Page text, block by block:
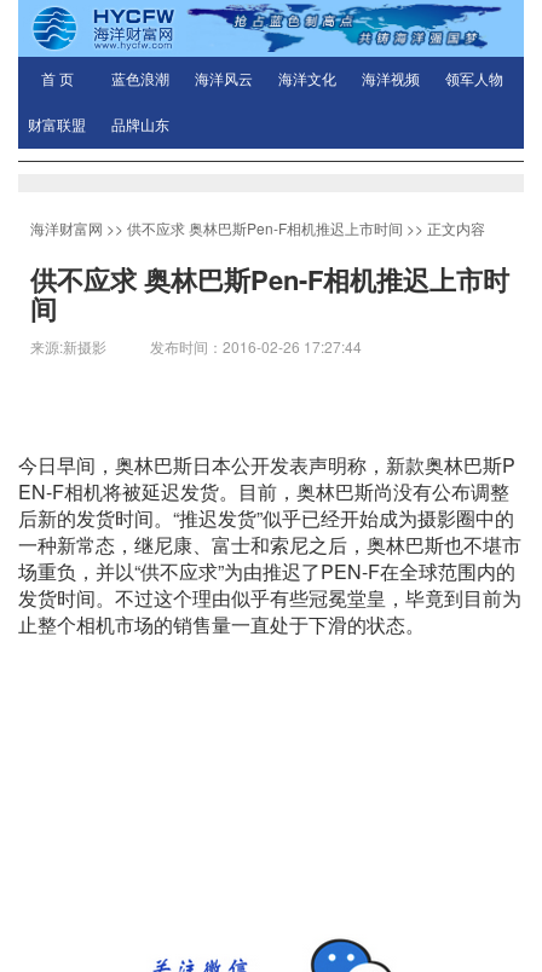
首 页 蓝色浪潮 海洋风云 海洋文化 海洋视频 领军人物
财富联盟 品牌山东
海洋财富网 >> 供不应求 奥林巴斯Pen-F相机推迟上市时间 >> 正文内容
供不应求 奥林巴斯Pen-F相机推迟上市时
间
来源:新摄影 发布时间：2016-02-26 17:27:44
今日早间，奥林巴斯日本公开发表声明称，新款奥林巴斯P
EN-F相机将被延迟发货。目前，奥林巴斯尚没有公布调整
后新的发货时间。“推迟发货”似乎已经开始成为摄影圈中的
一种新常态，继尼康、富士和索尼之后，奥林巴斯也不堪市
场重负，并以“供不应求”为由推迟了PEN-F在全球范围内的
发货时间。不过这个理由似乎有些冠冕堂皇，毕竟到目前为
止整个相机市场的销售量一直处于下滑的状态。